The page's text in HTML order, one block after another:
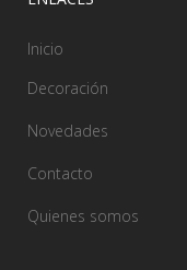
Inicio
Decoración
Novedades
Contacto
Quienes somos